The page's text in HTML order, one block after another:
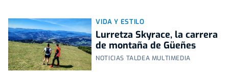
VIDA Y ESTILO
Lurretza Skyrace, la carrera
de montaña de Güeñes
NOTICIAS TALDEA MULTIMEDIA